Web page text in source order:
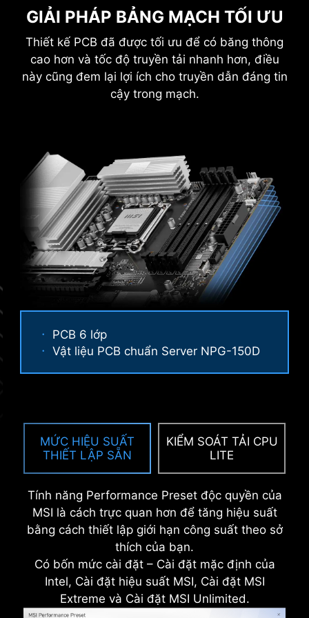
khởi chạy.
sàng trong Windows 11 bản dựng 22H2.
GIẢI PHÁP BẢNG MẠCH TỐI ƯU
Thiết kế PCB đã được tối ưu để có băng thông
cao hơn và tốc độ truyền tải nhanh hơn, điều
này cũng đem lại lợi ích cho truyền dẫn đáng tin
cậy trong mạch.
PCB 6 lớp
Vật liệu PCB chuẩn Server NPG-150D
MỨC HIỆU SUẤT
THIẾT LẬP SẴN
KIỂM SOÁT TẢI CPU
LITE
Tính năng Performance Preset độc quyền của
MSI là cách trực quan hơn để tăng hiệu suất
bằng cách thiết lập giới hạn công suất theo sở
thích của bạn.
Có bốn mức cài đặt – Cài đặt mặc định của
Intel, Cài đặt hiệu suất MSI, Cài đặt MSI
Extreme và Cài đặt MSI Unlimited.
Chế độ Hiệu suất, Chế độ Chấm điểm,
Chế độ Memtest và Chế độ Hiệu suất
qua hiệu quả.
Độ bền cao: Thiết kế chân cắm đặc đảm
bảo độ bền cao, có khả năng chịu được
các điều kiện khắc nghiệt.
Thích hợp cho các ứng dụng cần đến
dòng cao.
TẤM CHẮN IO BẰNG THÉP
KHÔNG GỈ CHỐNG ĂN MÒN
Lớp vật liệu xốp bổ sung cùng với lớp IO Shield
hơn nhiều so với lớp IO Shield truyền thống.